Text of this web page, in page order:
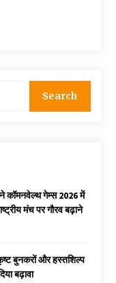
कॉमनवेल्थ गेम्स 2026 में
मंच पर गौरव बढ़ाने
बुनकरों और हस्तशिल्प
बढ़ावा